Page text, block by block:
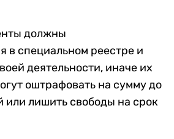
должны
в специальном реестре и
деятельности, иначе их
оштрафовать на сумму до
или лишить свободы на срок